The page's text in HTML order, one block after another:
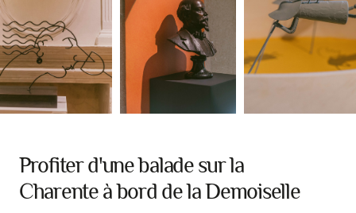
Profiter d'une balade sur la
Charente à bord de la Demoiselle